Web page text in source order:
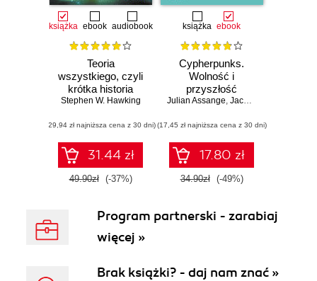
Penelope Ward.
także
publicystykę i
reportaże, które
sygnowane są
wyselekcjonowane
publikacje cieszą
się ogromną
wśród
ofercie można
książka ebook audiobook
Teoria
wszystkiego, czyli
krótka historia
wszechświata
Stephen W. Hawking
(29,94 zł najniższa cena z 30 dni)
31.44 zł
49.90zł (-37%)
książka ebook
Cypherpunks.
Wolność i
przyszłość
internetu
Julian Assange, Jacob Appelbaum
(17,45 zł najniższa cena z 30 dni)
17.80 zł
34.90zł (-49%)
Program partnerski - zarabiaj
więcej »
Brak książki? - daj nam znać »